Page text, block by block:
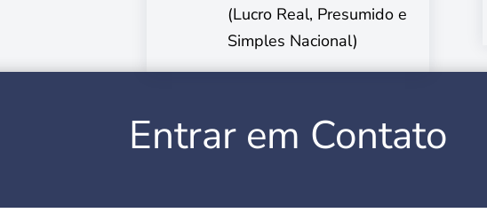
(Lucro Real, Presumido e
Simples Nacional)
Entrar em Contato